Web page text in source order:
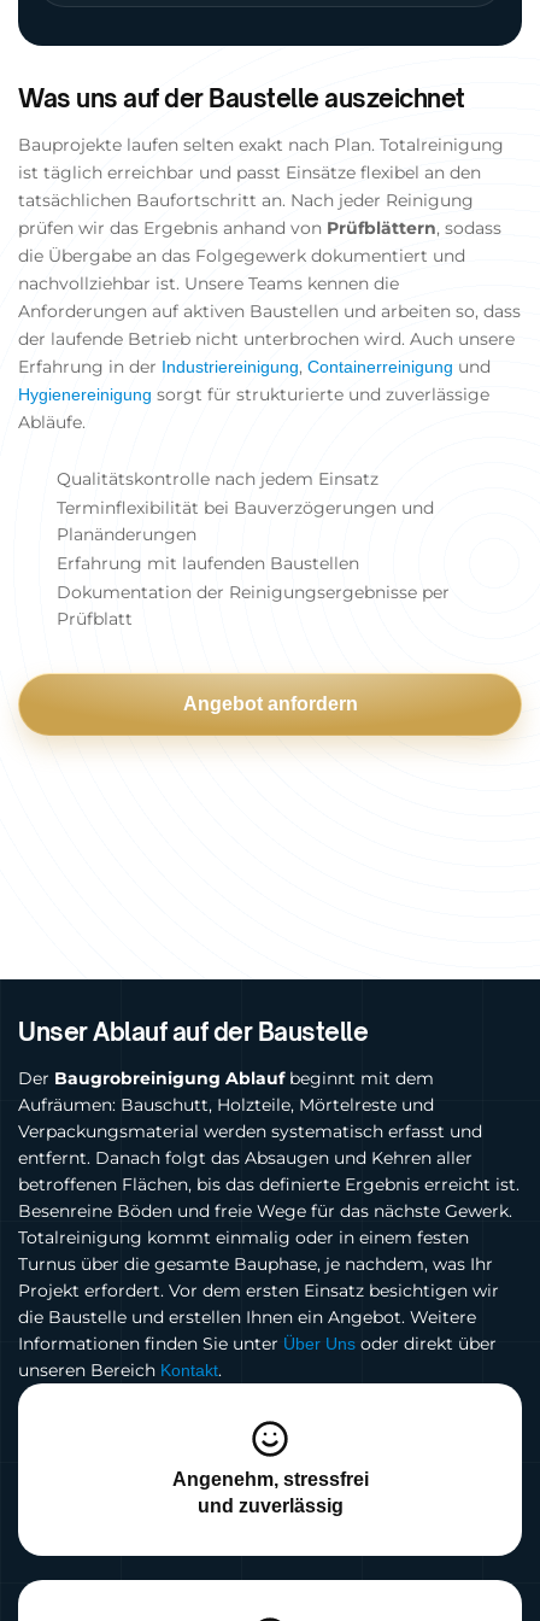
Was uns auf der Baustelle auszeichnet
Bauprojekte laufen selten exakt nach Plan. Totalreinigung
ist täglich erreichbar und passt Einsätze flexibel an den
tatsächlichen Baufortschritt an. Nach jeder Reinigung
prüfen wir das Ergebnis anhand von Prüfblättern, sodass
die Übergabe an das Folgegewerk dokumentiert und
nachvollziehbar ist. Unsere Teams kennen die
Anforderungen auf aktiven Baustellen und arbeiten so, dass
der laufende Betrieb nicht unterbrochen wird. Auch unsere
Erfahrung in der Industriereinigung, Containerreinigung und
Hygienereinigung sorgt für strukturierte und zuverlässige
Abläufe.
Qualitätskontrolle nach jedem Einsatz
Terminflexibilität bei Bauverzögerungen und
Planänderungen
Erfahrung mit laufenden Baustellen
Dokumentation der Reinigungsergebnisse per
Prüfblatt
Angebot anfordern
Unser Ablauf auf der Baustelle
Der Baugrobreinigung Ablaufbeginnt mit dem
Aufräumen: Bauschutt, Holzteile, Mörtelreste und
Verpackungsmaterial werden systematisch erfasst und
entfernt. Danach folgt das Absaugen und Kehren aller
betroffenen Flächen, bis das definierte Ergebnis erreicht ist.
Besenreine Böden und freie Wege für das nächste Gewerk.
Totalreinigung kommt einmalig oder in einem festen
Turnus über die gesamte Bauphase, je nachdem, was Ihr
Projekt erfordert. Vor dem ersten Einsatz besichtigen wir
die Baustelle und erstellen Ihnen ein Angebot. Weitere
Informationen finden Sie unter Über Uns oder direkt über
unseren Bereich Kontakt.
Angenehm, stressfrei
und zuverlässig